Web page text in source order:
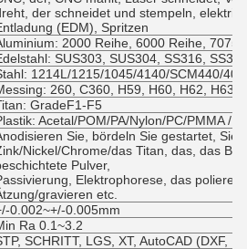
der schneidet und stempeln,
(EDM), Spritzen
2000 Reihe, 6000 Reihe,
SUS303, SUS304, SS316,
1214L/1215/1045/4140/SCM440/
260, C360, H59, H60, H62, H63,
GradeF1-F5
Acetal/POM/PA/Nylon/PC/PMMA /
Sie, bördeln Sie gestartet,
Nickel/Chrome/das Titan, das, das
Pulver,
Elektrophorese, das
gravieren etc.
0.002~+/-0.005mm
Ra 0.1~3.2
SCHRITT, LGS, XT, AutoCAD (DXF,